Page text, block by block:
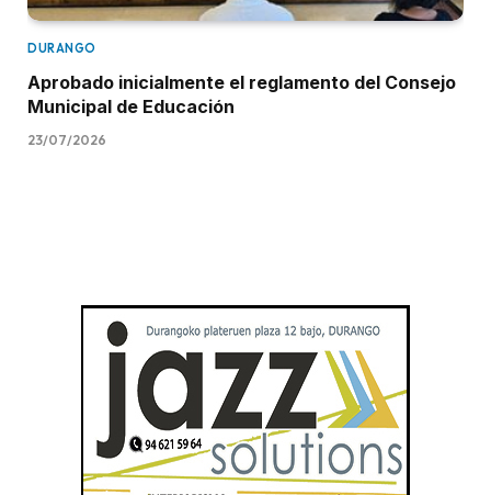
DURANGO
Aprobado inicialmente el reglamento del Consejo
Municipal de Educación
23/07/2026